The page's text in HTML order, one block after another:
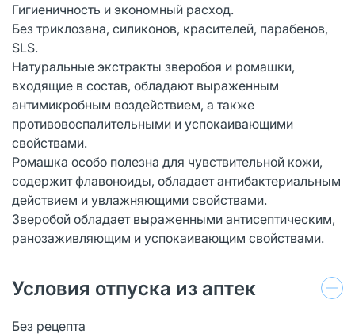
Гигиеничность и экономный расход.
Без триклозана, силиконов, красителей, парабенов,
SLS.
Натуральные экстракты зверобоя и ромашки,
входящие в состав, обладают выраженным
антимикробным воздействием, а также
противовоспалительными и успокаивающими
свойствами.
Ромашка особо полезна для чувствительной кожи,
содержит флавоноиды, обладает антибактериальным
действием и увлажняющими свойствами.
Зверобой обладает выраженными антисептическим,
ранозаживляющим и успокаивающим свойствами.
Условия отпуска из аптек
Без рецепта